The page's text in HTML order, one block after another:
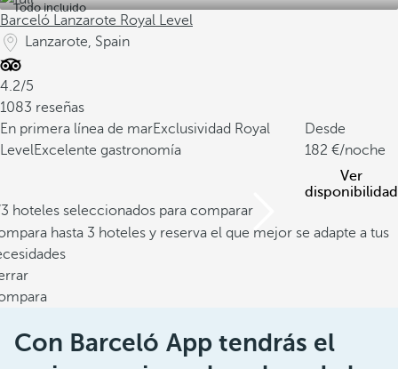
Todo incluido
Barceló Lanzarote Royal Level
Lanzarote, Spain
4.2/5
1083 reseñas
En primera línea de marExclusividad Royal
LevelExcelente gastronomía
Desde
182
/noche
Ver
disponibilidad
hoteles seleccionados para comparar
hasta 3 hoteles y reserva el que mejor se adapte a tus
Con Barceló App tendrás el